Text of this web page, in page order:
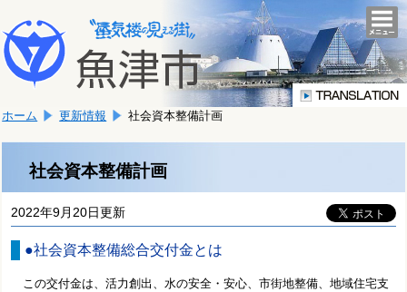
文
へ
移
ま
す。
こ
か
文
ホーム 更新情報 社会資本整備計画
社会資本整備計画
2022年9月20日更新
●社会資本整備総合交付金とは
この交付金は、活力創出、水の安全・安心、市街地整備、地域住宅支